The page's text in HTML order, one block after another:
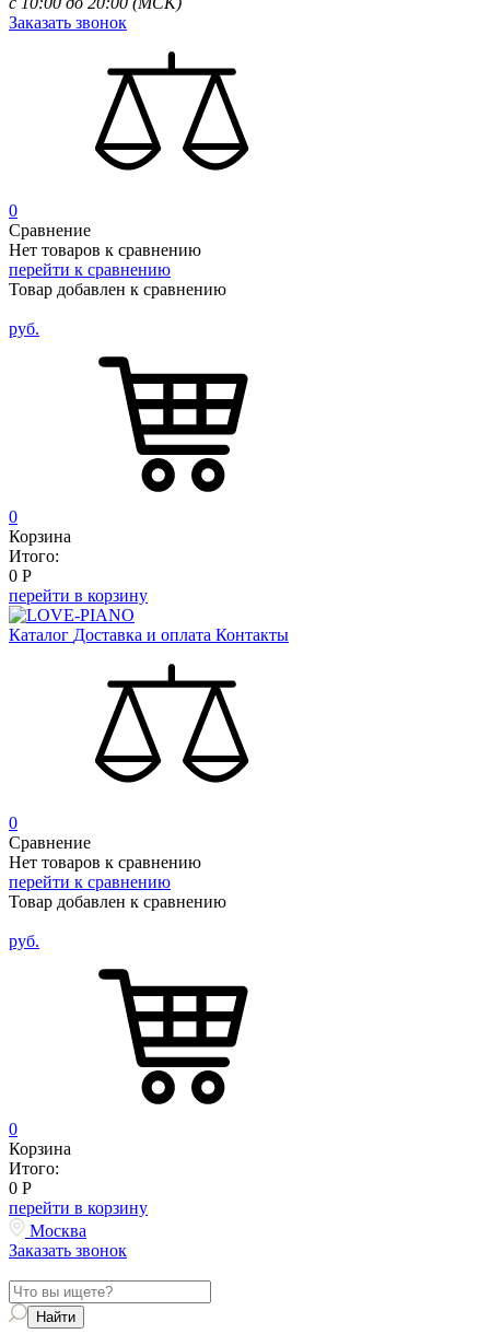
Заказать звонок
0
Сравнение
Нет товаров к сравнению
перейти к сравнению
Товар добавлен к сравнению
руб.
0
Корзина
Итого:
0 Р
перейти в корзину
Каталог Доставка и оплата Контакты
0
Сравнение
Нет товаров к сравнению
перейти к сравнению
Товар добавлен к сравнению
руб.
0
Корзина
Итого:
0 Р
перейти в корзину
Москва
Заказать звонок